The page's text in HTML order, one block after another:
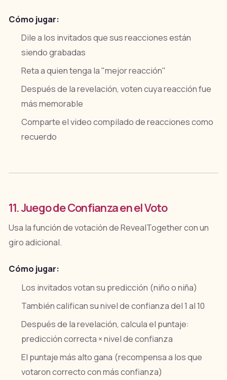
Cómo jugar:
Dile a los invitados que sus reacciones están
siendo grabadas
Reta a quien tenga la "mejor reacción"
Después de la revelación, voten cuya reacción fue
más memorable
Comparte el video compilado de reacciones como
recuerdo
11. Juego de Confianza en el Voto
Usa la función de votación de RevealTogether con un
giro adicional.
Cómo jugar:
Los invitados votan su predicción (niño o niña)
También califican su nivel de confianza del 1 al 10
Después de la revelación, calcula el puntaje:
predicción correcta × nivel de confianza
El puntaje más alto gana (recompensa a los que
votaron correcto con más confianza)